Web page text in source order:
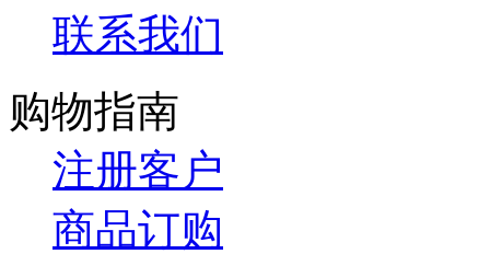
联系我们
购物指南
注册客户
商品订购